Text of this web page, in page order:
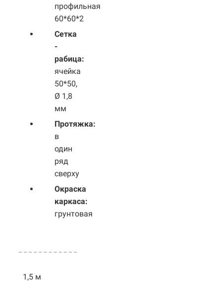
профильная
60*60*2
Сетка
-
рабица:
ячейка
50*50,
Ø 1,8
мм
Протяжка:
в
один
ряд
сверху
Окраска
каркаса:
грунтовая
1,5 м